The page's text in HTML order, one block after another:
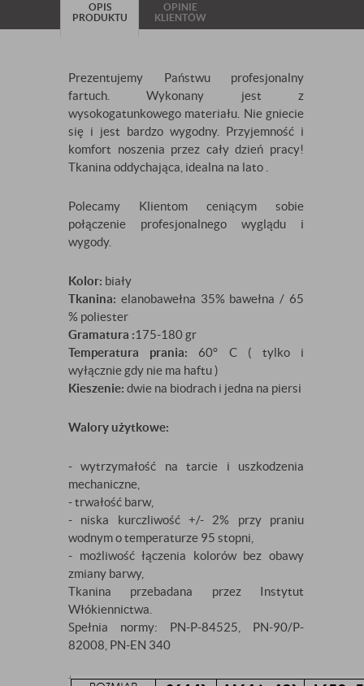
OPIS
PRODUKTU
OPINIE
KLIENTÓW
Prezentujemy Państwu profesjonalny
fartuch. Wykonany jest z
wysokogatunkowego materiału. Nie gniecie
się i jest bardzo wygodny. Przyjemność i
komfort noszenia przez cały dzień pracy!
Tkanina oddychająca, idealna na lato .
Polecamy Klientom ceniącym sobie
połączenie profesjonalnego wyglądu i
wygody.
Kolor: biały
Tkanina: elanobawełna 35% bawełna / 65
% poliester
Gramatura :175-180 gr
Temperatura prania: 60° C ( tylko i
wyłącznie gdy nie ma haftu )
Kieszenie: dwie na biodrach i jedna na piersi
Walory użytkowe:
- wytrzymałość na tarcie i uszkodzenia
mechaniczne,
- trwałość barw,
- niska kurczliwość +/- 2% przy praniu
wodnym o temperaturze 95 stopni,
- możliwość łączenia kolorów bez obawy
zmiany barwy,
Tkanina przebadana przez Instytut
Włókiennictwa.
Spełnia normy: PN-P-84525, PN-90/P-
82008, PN-EN 340